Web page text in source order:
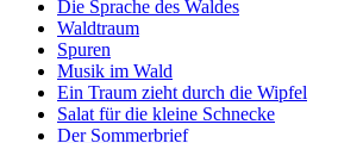
Die Sprache des Waldes
Waldtraum
Spuren
Musik im Wald
Ein Traum zieht durch die Wipfel
Salat für die kleine Schnecke
Der Sommerbrief